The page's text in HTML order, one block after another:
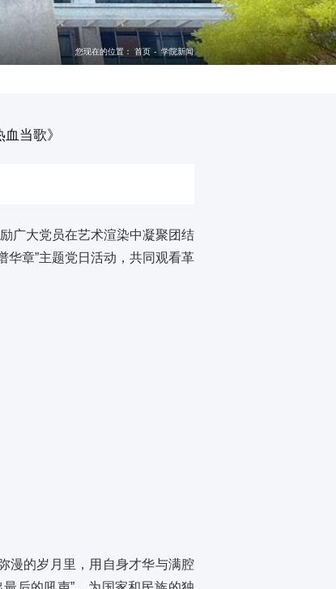
您现在的位置： 首页 - 学院新闻
当歌》
广大党员在艺术渲染中凝聚团结
华章”主题党日活动，共同观看革
漫的岁月里，用自身才华与满腔